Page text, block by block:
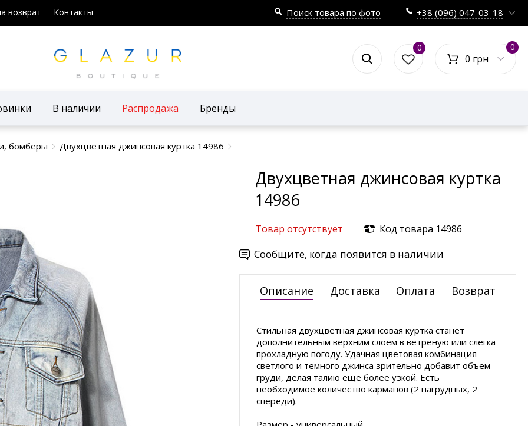
возврат Контакты Поиск товара по фото +38 (096) 047-03-18
В наличии Распродажа Бренды
0
0 грн
0
бомберы Двухцветная джинсовая куртка 14986
Двухцветная джинсовая куртка
14986
Товар отсутствует Код товара 14986
Сообщите, когда появится в наличии
Описание Доставка Оплата Возврат
Стильная двухцветная джинсовая куртка станет
дополнительным верхним слоем в ветреную или слегка
прохладную погоду. Удачная цветовая комбинация
светлого и темного джинса зрительно добавит объем
груди, делая талию еще более узкой. Есть
необходимое количество карманов (2 нагрудных, 2
спереди).